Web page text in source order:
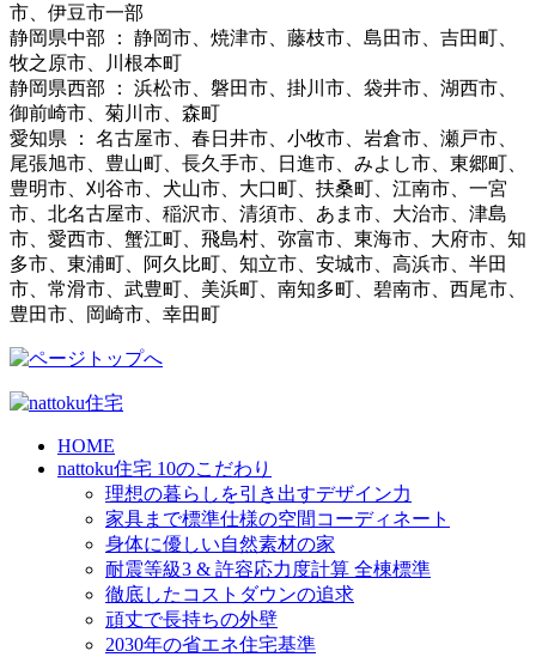
市、伊豆市一部
静岡県中部 ： 静岡市、焼津市、藤枝市、島田市、吉田町、
牧之原市、川根本町
静岡県西部 ： 浜松市、磐田市、掛川市、袋井市、湖西市、
御前崎市、菊川市、森町
愛知県 ： 名古屋市、春日井市、小牧市、岩倉市、瀬戸市、
尾張旭市、豊山町、長久手市、日進市、みよし市、東郷町、
豊明市、刈谷市、犬山市、大口町、扶桑町、江南市、一宮
市、北名古屋市、稲沢市、清須市、あま市、大治市、津島
市、愛西市、蟹江町、飛島村、弥富市、東海市、大府市、知
多市、東浦町、阿久比町、知立市、安城市、高浜市、半田
市、常滑市、武豊町、美浜町、南知多町、碧南市、西尾市、
豊田市、岡崎市、幸田町
HOME
nattoku住宅 10のこだわり
理想の暮らしを引き出すデザイン力
家具まで標準仕様の空間コーディネート
身体に優しい自然素材の家
耐震等級3 & 許容応力度計算 全棟標準
徹底したコストダウンの追求
頑丈で長持ちの外壁
2030年の省エネ住宅基準